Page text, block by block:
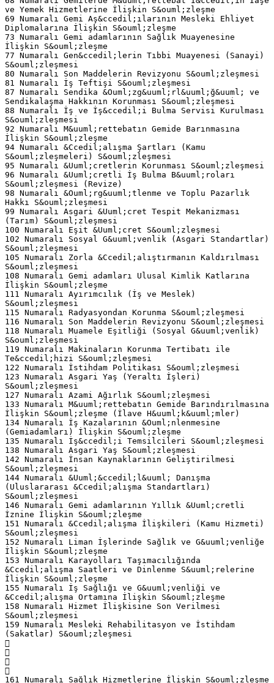
ve Yemek Hizmetlerine İlişkin S&ouml;zleşme
69 Numaralı Gemi Aş&ccedil;ılarının Mesleki Ehliyet
Diplomalarına İlişkin S&ouml;zleşme
73 Numaralı Gemi adamlarının Sağlık Muayenesine
İlişkin S&ouml;zleşme
77 Numaralı Gen&ccedil;lerin Tıbbi Muayenesi (Sanayi)
S&ouml;zleşmesi
80 Numaralı Son Maddelerin Revizyonu S&ouml;zleşmesi
81 Numaralı İş Teftişi S&ouml;zleşmesi
87 Numaralı Sendika &Ouml;zg&uuml;rl&uuml;ğ&uuml; ve
Sendikalaşma Hakkının Korunması S&ouml;zleşmesi
88 Numaralı İş ve İş&ccedil;i Bulma Servisi Kurulması
S&ouml;zleşmesi
92 Numaralı M&uuml;rettebatın Gemide Barınmasına
İlişkin S&ouml;zleşme
94 Numaralı &Ccedil;alışma Şartları (Kamu
S&ouml;zleşmeleri) S&ouml;zleşmesi
95 Numaralı &Uuml;cretlerin Korunması S&ouml;zleşmesi
96 Numaralı &Uuml;cretli İş Bulma B&uuml;roları
S&ouml;zleşmesi (Revize)
98 Numaralı &Ouml;rg&uuml;tlenme ve Toplu Pazarlık
Hakkı S&ouml;zleşmesi
99 Numaralı Asgari &Uuml;cret Tespit Mekanizması
(Tarım) S&ouml;zleşmesi
100 Numaralı Eşit &Uuml;cret S&ouml;zleşmesi
102 Numaralı Sosyal G&uuml;venlik (Asgari Standartlar)
S&ouml;zleşmesi
105 Numaralı Zorla &Ccedil;alıştırmanın Kaldırılması
S&ouml;zleşmesi
108 Numaralı Gemi adamları Ulusal Kimlik Katlarına
İlişkin S&ouml;zleşme
111 Numaralı Ayırımcılık (İş ve Meslek)
S&ouml;zleşmesi
115 Numaralı Radyasyondan Korunma S&ouml;zleşmesi
116 Numaralı Son Maddelerin Revizyonu S&ouml;zleşmesi
118 Numaralı Muamele Eşitliği (Sosyal G&uuml;venlik)
S&ouml;zleşmesi
119 Numaralı Makinaların Korunma Tertibatı ile
Te&ccedil;hizi S&ouml;zleşmesi
122 Numaralı İstihdam Politikası S&ouml;zleşmesi
123 Numaralı Asgari Yaş (Yeraltı İşleri)
S&ouml;zleşmesi
127 Numaralı Azami Ağırlık S&ouml;zleşmesi
133 Numaralı M&uuml;rettebatın Gemide Barındırılmasına
İlişkin S&ouml;zleşme (İlave H&uuml;k&uuml;mler)
134 Numaralı İş Kazalarının &Ouml;nlenmesine
(Gemiadamları) İlişkin S&ouml;zleşme
135 Numaralı İş&ccedil;i Temsilcileri S&ouml;zleşmesi
138 Numaralı Asgari Yaş S&ouml;zleşmesi
142 Numaralı İnsan Kaynaklarının Geliştirilmesi
S&ouml;zleşmesi
144 Numaralı &Uuml;&ccedil;l&uuml; Danışma
(Uluslararası &Ccedil;alışma Standartları)
S&ouml;zleşmesi
146 Numaralı Gemi adamlarının Yıllık &Uuml;cretli
İznine İlişkin S&ouml;zleşme
151 Numaralı &Ccedil;alışma İlişkileri (Kamu Hizmeti)
S&ouml;zleşmesi
152 Numaralı Liman İşlerinde Sağlık ve G&uuml;venliğe
İlişkin S&ouml;zleşme
153 Numaralı Karayolları Taşımacılığında
&Ccedil;alışma Saatleri ve Dinlenme S&uuml;relerine
İlişkin S&ouml;zleşme
155 Numaralı İş Sağlığı ve G&uuml;venliği ve
&Ccedil;alışma Ortamına İlişkin S&ouml;zleşme
158 Numaralı Hizmet İlişkisine Son Verilmesi
S&ouml;zleşmesi
159 Numaralı Mesleki Rehabilitasyon ve İstihdam
(Sakatlar) S&ouml;zleşmesi




161 Numaralı Sağlık Hizmetlerine İlişkin S&ouml;zleşme